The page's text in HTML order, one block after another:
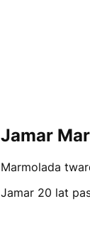
Jamar
Marmolada
Jamar 20 lat